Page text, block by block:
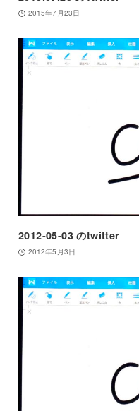
2015年7月23日
2012-05-03 のtwitter
2012年5月3日